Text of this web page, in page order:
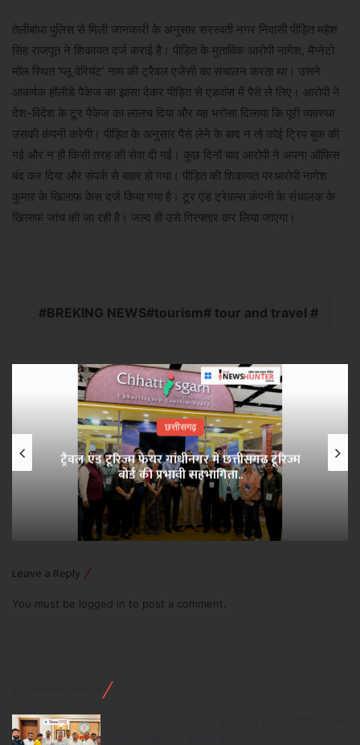
तेलीबांधा पुलिस से मिली जानकारी के अनुसार सरस्वती नगर निवासी पीड़ित महेश
सिंह राजपूत ने शिकायत दर्ज कराई है। पीड़ित के मुताबिक आरोपी नागेश, मैग्नेटो
मॉल स्थित ‘प्लू वेरियंट’ नाम की ट्रैवल एजेंसी का संचालन करता था। उसने
आकर्षक हॉलीडे पैकेज का झांसा देकर पीड़ित से एडवांस में पैसे ले लिए। आरोपी ने
देश-विदेश के टूर पैकेज का लालच दिया और यह भरोसा दिलाया कि पूरी व्यवस्था
उसकी कंपनी करेगी। पीड़ित के अनुसार पैसे लेने के बाद न तो कोई ट्रिप बुक की
गई और न ही किसी तरह की सेवा दी गई। कुछ दिनों बाद आरोपी ने अपना ऑफिस
बंद कर दिया और संपर्क से बाहर हो गया। पीड़ित की शिकायत परआरोपी नागेश
कुमार के खिलाफ केस दर्ज किया गया है। टूर एंड ट्रेवल्स कंपनी के संचालक के
खिलाफ जांच की जा रही है। जल्द ही उसे गिरफ्तार कर लिया जाएगा।
BREKING NEWS#tourism# tour and travel #
छत्तीसगढ़
ट्रैवल एंड टूरिज्म फेयर गांधीनगर में छत्तीसगढ़ टूरिज्म
बोर्ड की प्रभावी सहभागिता..
Leave a Reply
You must be logged in to post a comment.